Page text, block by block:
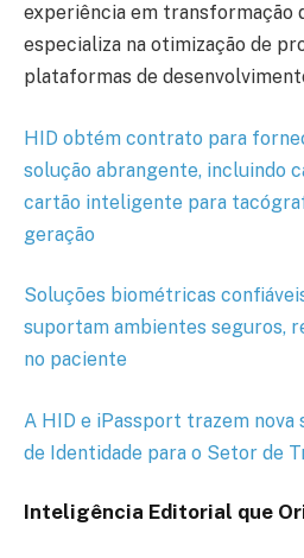
experiência em transformação
especializa na otimização de
plataformas de
HID obtém contrato para
solução abrangente, incluindo
cartão inteligente para
geração
Soluções biométricas
suportam ambientes seguros,
no paciente
A HID e iPassport trazem nova
de Identidade para o Setor de
Inteligência Editorial que